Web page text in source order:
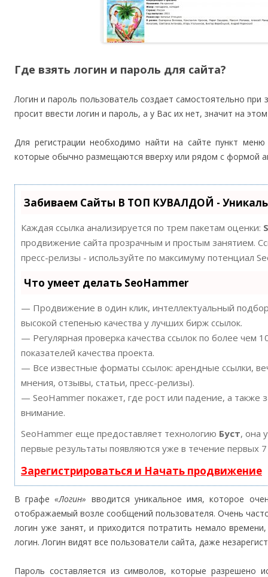
Где взять логин и пароль для сайта?
Логин и пароль пользователь создает самостоятельно при
просит ввести логин и пароль, а у Вас их нет, значит на
Для регистрации необходимо найти на сайте пункт
которые обычно размещаются вверху или рядом с формой
Забиваем Сайты В ТОП КУВАЛДОЙ -
Каждая ссылка анализируется по трем пакетам оценки:
продвижение сайта прозрачным и простым занятием.
пресс-релизы - используйте по максимуму потенциал
Что умеет делать SeoHammer
— Продвижение в один клик, интеллектуальный
высокой степенью качества у лучших бирж ссылок.
— Регулярная проверка качества ссылок по более чем
показателей качества проекта.
— Все известные форматы ссылок: арендные ссылки,
мнения, отзывы, статьи, пресс-релизы).
— SeoHammer покажет, где рост или падение, а также
внимание.
SeoHammer еще предоставляет технологию Буст, она
первые результаты появляются уже в течение первых
Зарегистрироваться и Начать продвижение
В графе«Логин» вводится уникальное имя, которое
отображаемый возле сообщений пользователя. Очень
логин уже занят, и приходится потратить немало
логин. Логин видят все пользователи сайта, даже
Пароль составляется из символов, которые разрешено